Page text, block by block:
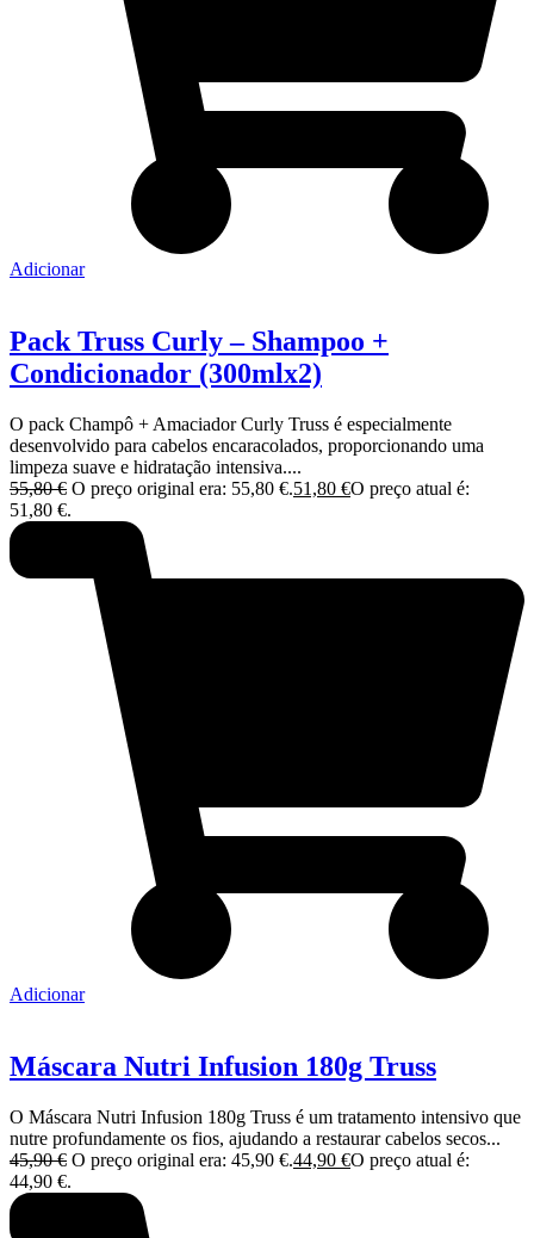
Adicionar
Pack Truss Curly – Shampoo +
Condicionador (300mlx2)
O pack Champô + Amaciador Curly Truss é especialmente
desenvolvido para cabelos encaracolados, proporcionando uma
limpeza suave e hidratação intensiva....
55,80€ O preço original era: 55,80 €.51,80 €O preço atual é:
51,80 €.
Adicionar
Máscara Nutri Infusion 180g Truss
O Máscara Nutri Infusion 180g Truss é um tratamento intensivo que
nutre profundamente os fios, ajudando a restaurar cabelos secos...
45,90€ O preço original era: 45,90 €.44,90 €O preço atual é:
44,90 €.